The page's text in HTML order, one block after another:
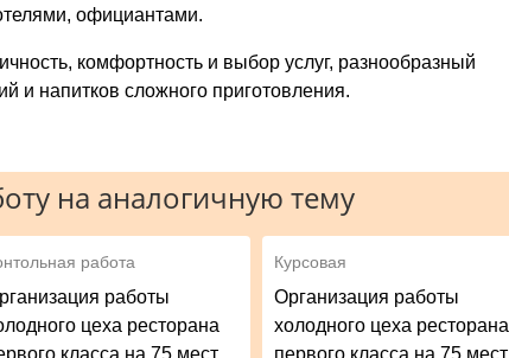
официантами.
комфортность и выбор услуг, разнообразный
и напитков сложного приготовления.
на аналогичную тему
работа
работы
цеха ресторана
класса на 75 мест
Курсовая
Организация работы
холодного цеха ресторана
первого класса на 75 мест